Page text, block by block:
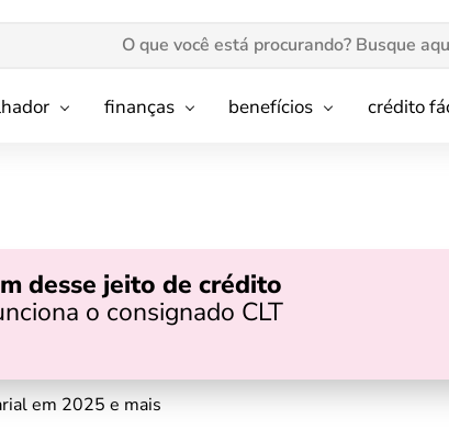
finanças benefícios crédito
desse jeito de crédito
o consignado CLT
em 2025 e mais